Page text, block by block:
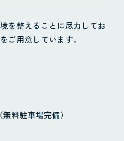
を整えることに尽力してお
ご用意しています。
料駐車場完備）